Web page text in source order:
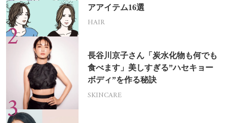
アアイテム16選
HAIR
長谷川京子さん「炭水化物も何でも
食べます」美しすぎる”ハセキョー
ボディ”を作る秘訣
SKINCARE